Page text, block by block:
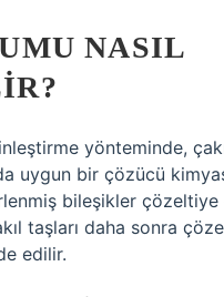
NASIL
yönteminde,
uygun bir çözücü
bileşikler çözeltiye
taşları daha sonra
edilir.